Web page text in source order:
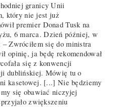
granicy Unii
który nie jest już
premier Donad Tusk na
6 marca. Dzień później, w
Zwróciłem się do ministra
opinię, ja będę rekomendował
się z konwencji
dublińskiej. Mówię tu o
kasetowej. [...] Nie będziemy
się obawiać niczyjej
zwiększeniu